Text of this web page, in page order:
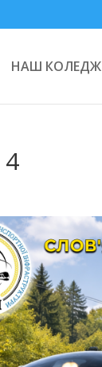
НАШ КОЛЕДЖ